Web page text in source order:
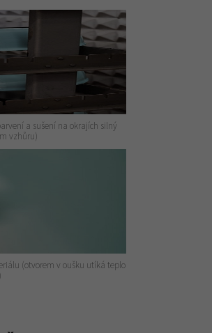
a sušení na okrajích silný
vzhůru)
(otvorem v oušku utíká teplo